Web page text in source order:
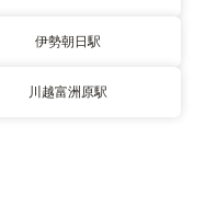
伊勢朝日駅
川越富洲原駅